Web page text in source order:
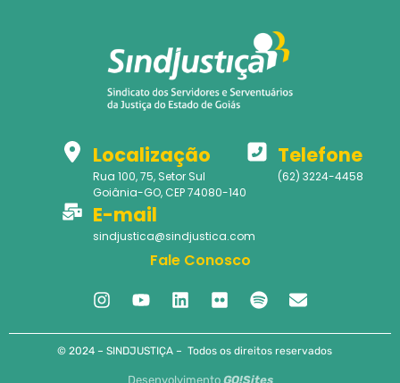
Localização
Rua 100, 75, Setor Sul
Goiânia-GO, CEP 74080-140
Telefone
(62) 3224-4458
E-mail
sindjustica@sindjustica.com
Fale Conosco
© 2024 – SINDJUSTIÇA – Todos os direitos reservados
Desenvolvimento GO!Sites